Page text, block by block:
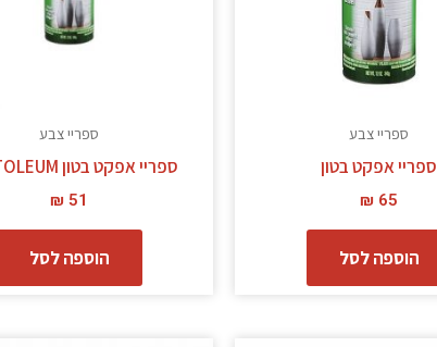
ספריי צבע
ספריי אפקט בטון
₪ 65
הוספה לסל
ספריי צבע
ספריי אפקט בטון RUSTOLEUM
₪ 51
הוספה לסל